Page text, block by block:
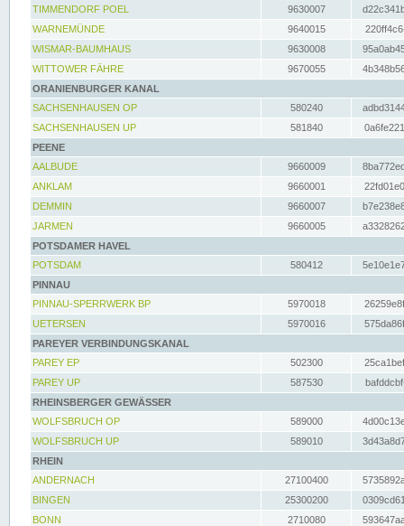
TIMMENDORF POEL
9630007
WARNEMÜNDE
9640015
WISMAR-BAUMHAUS
9630008
WITTOWER FÄHRE
9670055
ORANIENBURGER KANAL
SACHSENHAUSEN OP
580240
SACHSENHAUSEN UP
581840
PEENE
AALBUDE
9660009
ANKLAM
9660001
DEMMIN
9660007
JARMEN
9660005
POTSDAMER HAVEL
POTSDAM
580412
PINNAU
PINNAU-SPERRWERK BP
5970018
UETERSEN
5970016
PAREYER VERBINDUNGSKANAL
PAREY EP
502300
PAREY UP
587530
RHEINSBERGER GEWÄSSER
WOLFSBRUCH OP
589000
WOLFSBRUCH UP
589010
RHEIN
ANDERNACH
27100400
BINGEN
25300200
BONN
2710080